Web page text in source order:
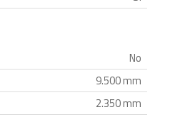
No
9.500 mm
2.350 mm